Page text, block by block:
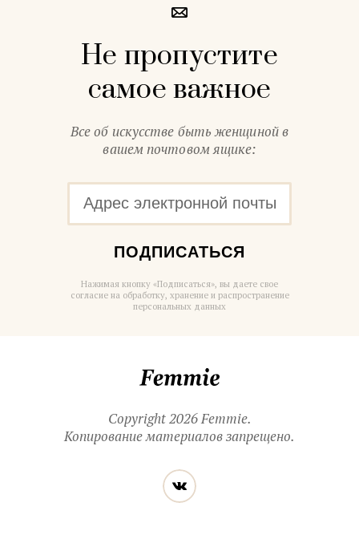
Не пропустите
самое важное
Все об искусстве быть женщиной в
вашем почтовом ящике:
ПОДПИСАТЬСЯ
Нажимая кнопку «Подписаться», вы даете свое
согласие на обработку, хранение и распространение
персональных данных
Copyright 2026 Femmie.
Копирование материалов запрещено.
Читайте
нас
в социальных